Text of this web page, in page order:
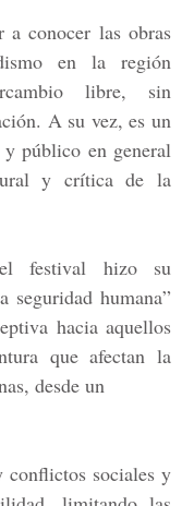
conocer las obras
en la región
libre, sin
A su vez, es un
y público en general
y crítica de la
festival hizo su
seguridad humana”
hacia aquellos
que afectan la
desde un
conflictos sociales y